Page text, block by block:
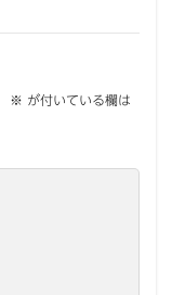
※ が付いている欄は